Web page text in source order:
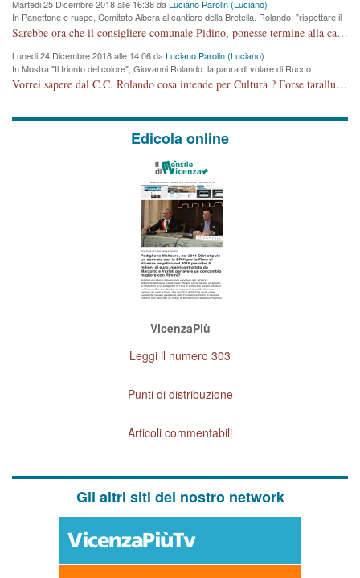
Martedi 25 Dicembre 2018 alle 16:38 daLuciano Parolin (Luciano)
In Panettone e ruspe, Comitato Albera al cantiere della Bretella. Rolando: "rispettare il
cronoprogramma"
Sarebbe ora che il consigliere comunale Pidino, ponesse termine alla campagna elettorale nel territorio del suo seggio Villaggio del Sole. La tiraca è iniziata, distruggerà 6 km di prateria ovest della città, ricca di fonti e sorgenti d'acqua. I cittadini di Maddalene non avranno più Pace la notte. Molta colpa per la costruzione di questa Strada è proprio del signor Rolando,dei suoi gazebo mobili e che vuol far passare questa opera VANDALICA come progetto "utile" a chi ? Non è cosa seria sig. Rolando!
Lunedi 24 Dicembre 2018 alle 14:06 daLuciano Parolin (Luciano)
In Mostra "Il trionfo del colore", Giovanni Rolando: la paura di volare di Rucco
Vorrei sapere dal C.C. Rolando cosa intende per Cultura ? Forse tarallucci, vino e sagre, o spaghetti tricolori del PD ? Il continuo (s)parlare della mostra a Palazzo Chiericati caro consigliere DANNEGGIA FORTEMENTE l'immagine della città TUTTA e fa deviare i consensi che in RUSSIA (badi bene ex U.R.S.S.) sono ECCELLENTI. A livello artistico l'evento è di alta Valenza culturale, COMPITO di Tutta la Cittadinanza fare il possibile per propagandare l'iniziativa senza farne UN CASO PARTITICO come fa Lei da sempre. Meno Gazebo + Partecipazione! E così sia. Amen.
Edicola online
VicenzaPiù
Leggi il numero 303
Punti di distribuzione
Articoli commentabili
Gli altri siti del nostro network